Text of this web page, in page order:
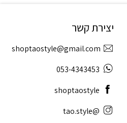
יצירת קשר
shoptaostyle@gmail.com
053-4343453
shoptaostyle
@tao.style